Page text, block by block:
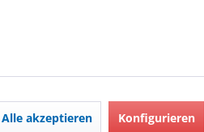
Alle akzeptieren Konfigurieren